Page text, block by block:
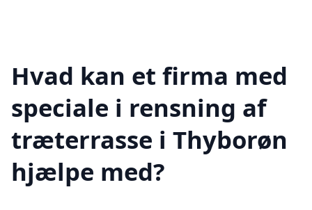
Hvad kan et firma med
speciale i rensning af
træterrasse i Thyborøn
hjælpe med?